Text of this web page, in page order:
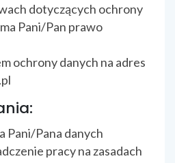
dotyczących ochrony
Pani/Pan prawo
ochrony danych na adres
Pani/Pana danych
pracy na zasadach